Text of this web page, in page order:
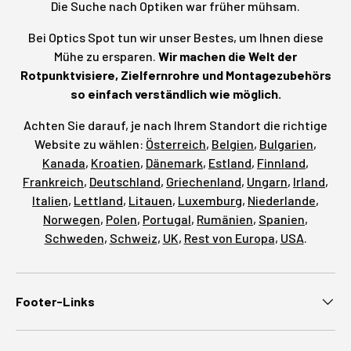
Die Suche nach Optiken war früher mühsam.
Bei Optics Spot tun wir unser Bestes, um Ihnen diese
Mühe zu ersparen. Wir machen die Welt der
Rotpunktvisiere, Zielfernrohre und Montagezubehörs
so einfach verständlich wie möglich.
Achten Sie darauf, je nach Ihrem Standort die richtige
Website zu wählen: Österreich, Belgien, Bulgarien,
Kanada, Kroatien, Dänemark, Estland, Finnland,
Frankreich, Deutschland, Griechenland, Ungarn, Irland,
Italien, Lettland, Litauen, Luxemburg, Niederlande,
Norwegen, Polen, Portugal, Rumänien, Spanien,
Schweden, Schweiz, UK, Rest von Europa, USA.
Footer-Links